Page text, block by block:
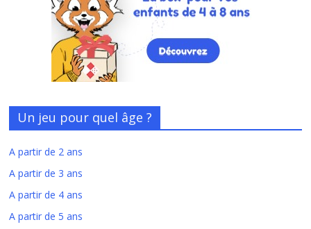
Un jeu pour quel âge ?
A partir de 2 ans
A partir de 3 ans
A partir de 4 ans
A partir de 5 ans